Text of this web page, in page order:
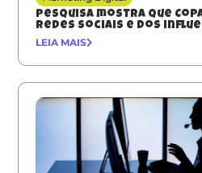
Pesquisa mostra que
redes sociais e dos
LEIA MAIS